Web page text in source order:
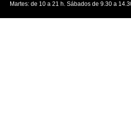
Martes: de 10 a 21 h. Sábados de 9.30 a